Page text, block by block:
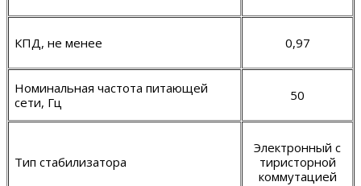
КПД, не менее 0,97
Номинальная частота питающей
сети, Гц
50
Тип стабилизатора
Электронный с
тиристорной
коммутацией